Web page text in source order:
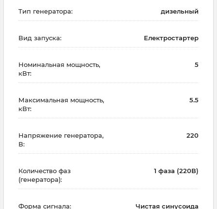
Тип генератора: дизельный
Вид запуска: Електростартер
Номинальная мощность,
кВт:
5
Максимальная мощность,
кВт:
5.5
Напряжение генератора,
В:
220
Количество фаз
(генератора):
1 фаза (220В)
Форма сигнала: Чистая синусоида